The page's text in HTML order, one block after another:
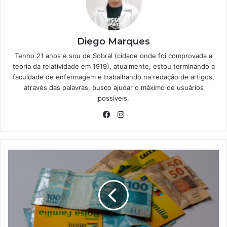
Diego Marques
Tenho 21 anos e sou de Sobral (cidade onde foi comprovada a
teoria da relatividade em 1919), atualmente, estou terminando a
faculdade de enfermagem e trabalhando na redação de artigos,
através das palavras, busco ajudar o máximo de usuários
possíveis.
Facebook